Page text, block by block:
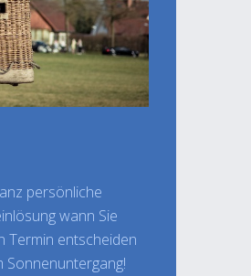
persönliche
wann Sie
Termin entscheiden